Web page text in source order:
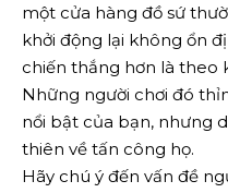
một cửa hàng đồ sứ
khởi động lại không ổn
chiến thắng hơn là theo
Những người chơi đó
nổi bật của bạn, nhưng
thiên về tấn công họ.
Hãy chú ý đến vấn đề